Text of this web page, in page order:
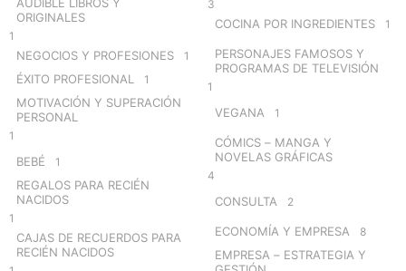
AUDIBLE LIBROS Y
ORIGINALES
1
NEGOCIOS Y PROFESIONES 1
ÉXITO PROFESIONAL 1
MOTIVACIÓN Y SUPERACIÓN
PERSONAL
1
BEBÉ 1
REGALOS PARA RECIÉN
NACIDOS
1
CAJAS DE RECUERDOS PARA
RECIÉN NACIDOS
3
COCINA POR INGREDIENTES 1
PERSONAJES FAMOSOS Y
PROGRAMAS DE TELEVISIÓN
1
VEGANA 1
CÓMICS – MANGA Y
NOVELAS GRÁFICAS
4
CONSULTA 2
ECONOMÍA Y EMPRESA 8
EMPRESA – ESTRATEGIA Y